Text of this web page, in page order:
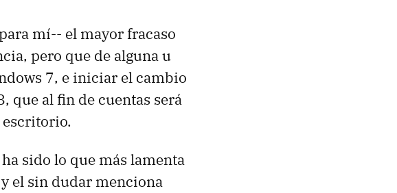
mí-- el mayor fracaso
pero que de alguna u
7, e iniciar el cambio
que al fin de cuentas será
sido lo que más lamenta
el sin dudar menciona